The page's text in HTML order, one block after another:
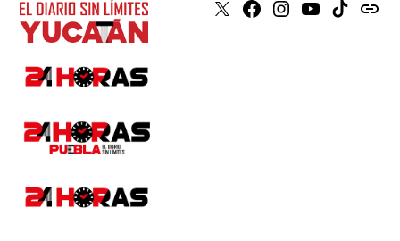
X Faceboook
Instagram
YoutubeTiktokissuu